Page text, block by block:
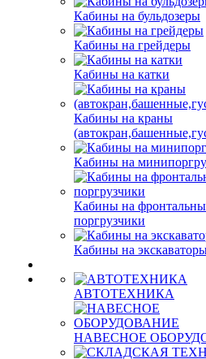
Кабины на бульдозеры
Кабины на грейдеры
Кабины на катки
Кабины на краны
Кабины на
Кабины на
поргрузчики
Кабины на
АВТОТЕХНИКА
НАВЕСНОЕ